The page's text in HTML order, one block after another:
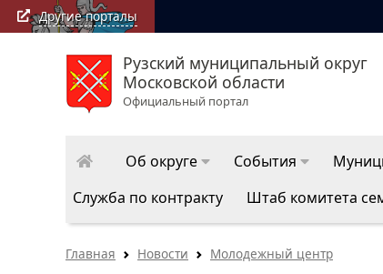
Другие порталы
Рузский муниципальный округ
Московской области
Официальный портал
РузаРИА:
Об округе События
Служба по контракту
Штаб комитета
Главная Новости Молодежный центр